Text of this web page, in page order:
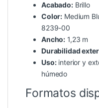
Acabado:Brillo
Color: Medium
8239-00
Ancho: 1,23 m
Durabilidad
Uso:interior y
húmedo
Formatos